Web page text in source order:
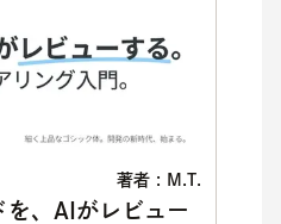
著者 : M.T.
、AIがレビュー